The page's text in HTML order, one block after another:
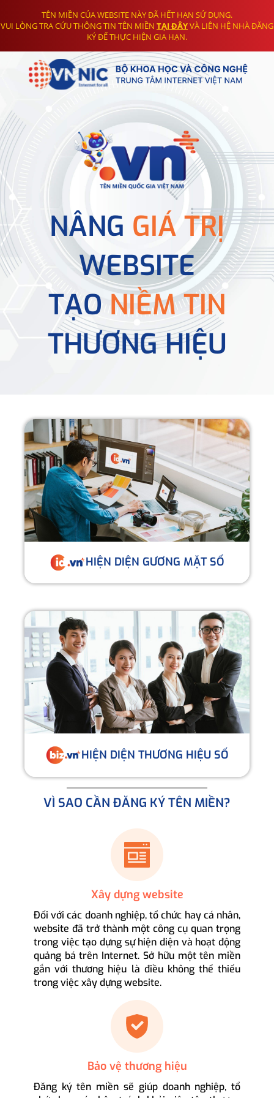
TÊN MIỀN CỦA WEBSITE NÀY ĐÃ HẾT HẠN SỬ DỤNG.
VUI LÒNG TRA CỨU THÔNG TIN TÊN MIỀN TẠI ĐÂYVÀ LIÊN HỆ NHÀ ĐĂNG
KÝ ĐỂ THỰC HIỆN GIA HẠN.
NÂNG GIÁ TRỊ
WEBSITE
TẠONIỀM TIN
THƯƠNG HIỆU
HIỆN DIỆN GƯƠNG MẶT SỐ
HIỆN DIỆN THƯƠNG HIỆU SỐ
VÌ SAO CẦN ĐĂNG KÝ TÊN MIỀN?
Xây dựng website
Đối với các doanh nghiệp, tổ chức hay cá nhân,
website đã trở thành một công cụ quan trọng
trong việc tạo dựng sự hiện diện và hoạt động
quảng bá trên Internet. Sở hữu một tên miền
gắn với thương hiệu là điều không thể thiếu
trong việc xây dựng website.
Bảo vệ thương hiệu
Đăng ký tên miền sẽ giúp doanh nghiệp, tổ